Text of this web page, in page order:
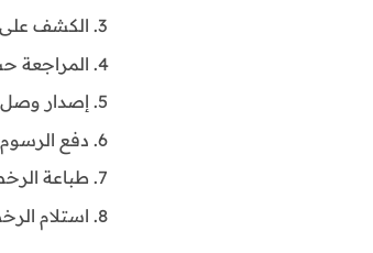
الكشف على
المراجعة
إصدار وصل
دفع
طباعة
استلام